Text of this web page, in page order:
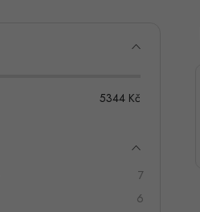
5344 Kč
7
6